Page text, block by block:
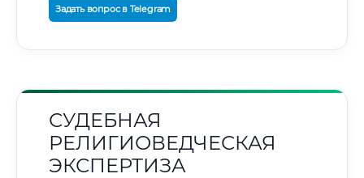
Задать вопрос в Telegram
СУДЕБНАЯ
РЕЛИГИОВЕДЧЕСКАЯ
ЭКСПЕРТИЗА